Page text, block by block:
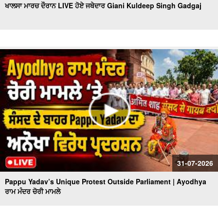
ਖਾਲਸਾ ਮਾਰਚ ਦੌਰਾਨ LIVE ਹੋਏ ਜਥੇਦਾਰ Giani Kuldeep Singh Gadgaj
31-07-2026
Pappu Yadav’s Unique Protest Outside Parliament | Ayodhya
ਰਾਮ ਮੰਦਰ ਚੋਰੀ ਮਾਮਲੇ